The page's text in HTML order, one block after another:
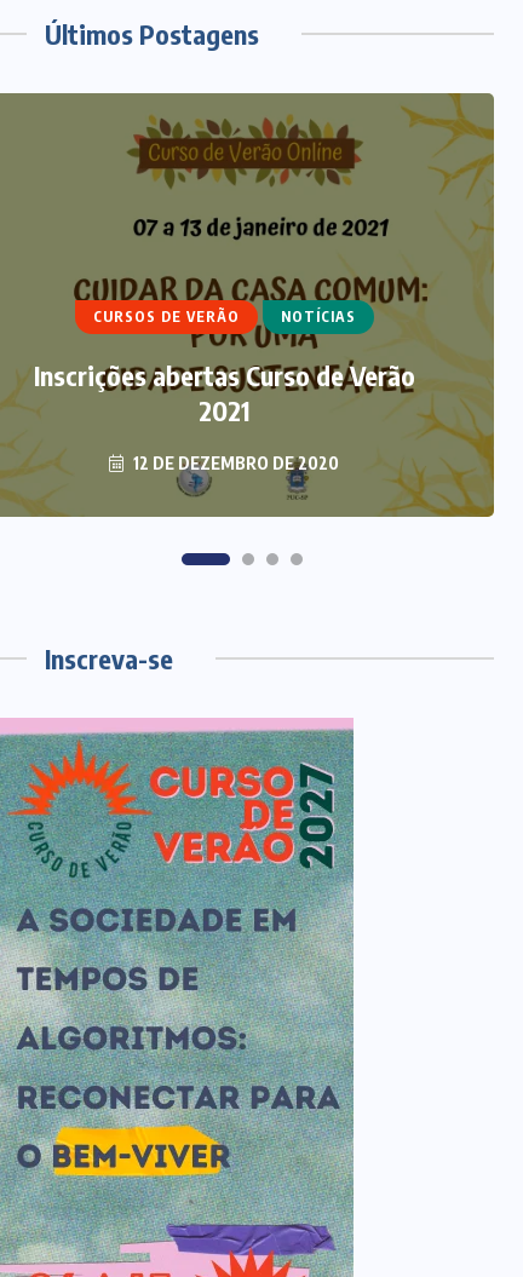
Últimos Postagens
CURSOS DE VERÃO NOTÍCIAS
Inscrições abertas Curso de Verão
2021
12 DE DEZEMBRO DE 2020
ARTIGOS CURSO DE ECUMENISMO
ECUMENISMO TRANSFORMADOR:
ENTRE A TERRA, OS POVOS E A
ESPERANÇA
6 DE AGOSTO DE 2026
Inscreva-se